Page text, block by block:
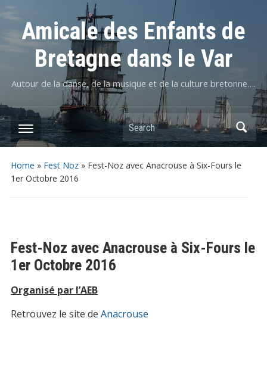
Amicale des Enfants de
Bretagne dans le Var
Autour de la danse, de la musique et de la culture bretonne….
Home » Fest Noz» Fest-Noz avec Anacrouse à Six-Fours le
1er Octobre 2016
Fest-Noz avec Anacrouse à Six-Fours le
1er Octobre 2016
Organisé par l’AEB
Retrouvez le site de Anacrouse